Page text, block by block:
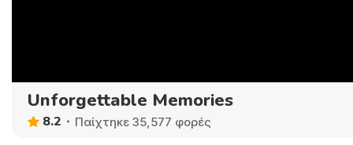
Unforgettable Memories
8.2 Παίχτηκε 35,577 φορές